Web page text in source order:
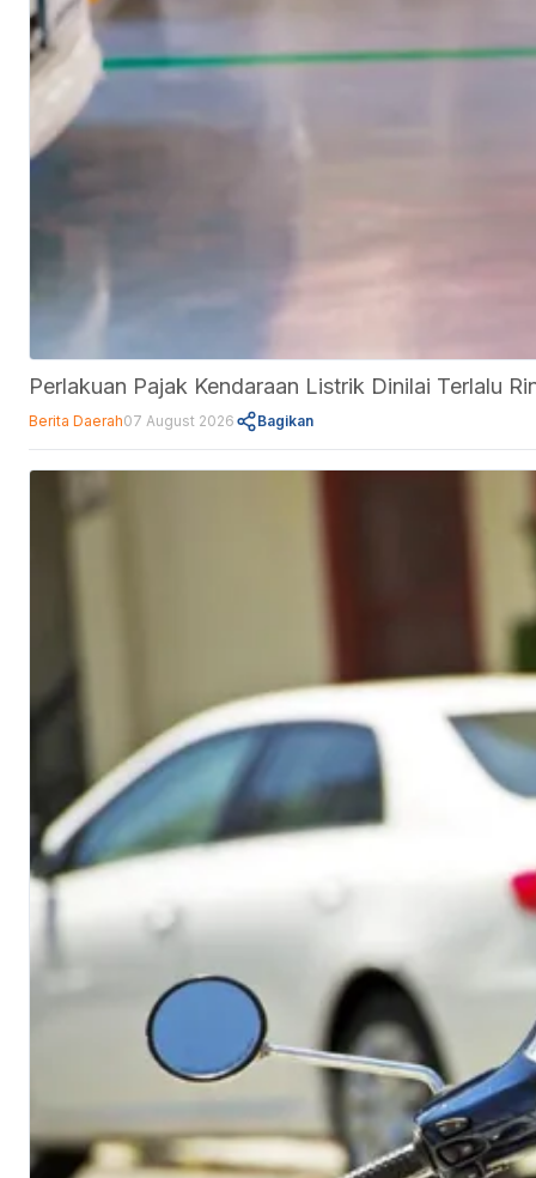
Perlakuan Pajak Kendaraan Listrik Dinilai Terlalu
Berita Daerah07 August 2026 Bagikan